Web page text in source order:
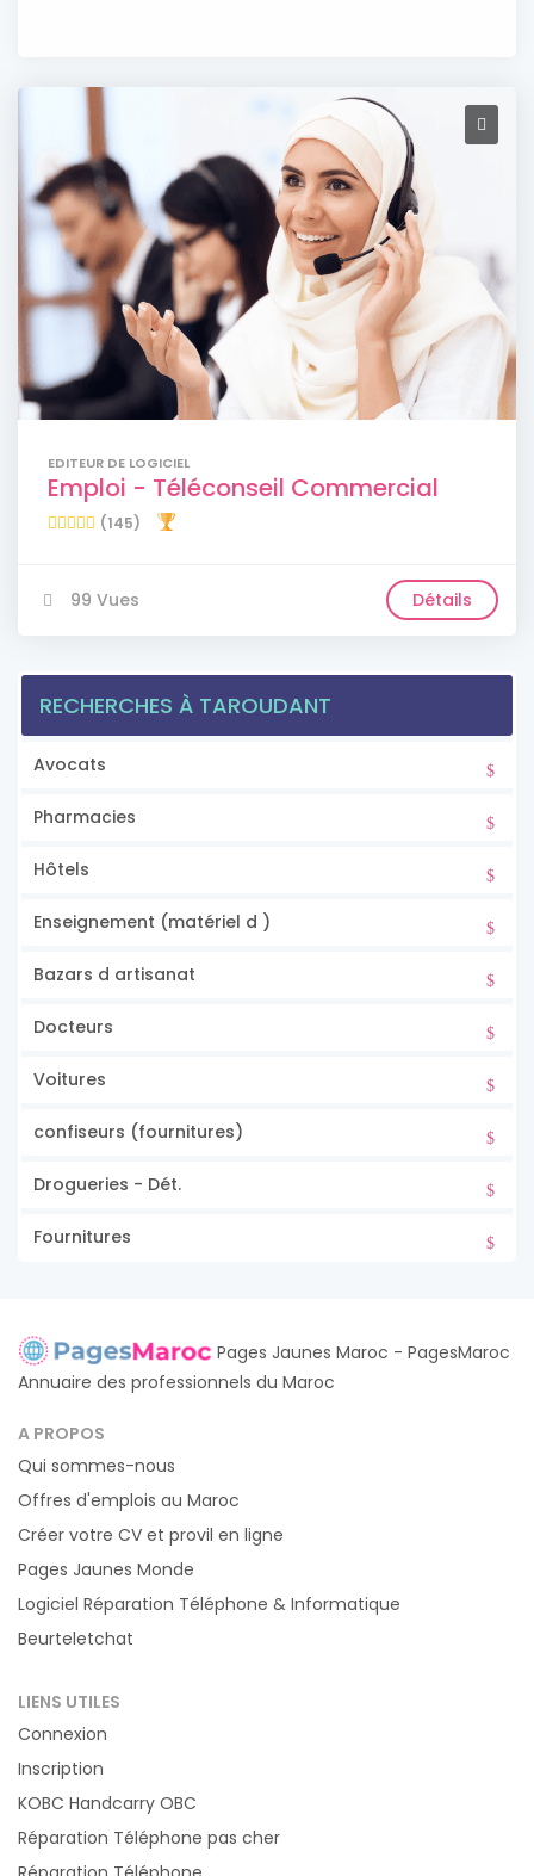
EDITEUR DE LOGICIEL
Emploi - Téléconseil Commercial
(145)
99 Vues Détails
RECHERCHES À TAROUDANT
Avocats
Pharmacies
Hôtels
Enseignement (matériel d )
Bazars d artisanat
Docteurs
Voitures
confiseurs (fournitures)
Drogueries - Dét.
Fournitures
Pages Jaunes Maroc - PagesMaroc
Annuaire des professionnels du Maroc
A PROPOS
Qui sommes-nous
Offres d'emplois au Maroc
Créer votre CV et provil en ligne
Pages Jaunes Monde
Logiciel Réparation Téléphone & Informatique
Beurteletchat
LIENS UTILES
Connexion
Inscription
KOBC Handcarry OBC
Réparation Téléphone pas cher